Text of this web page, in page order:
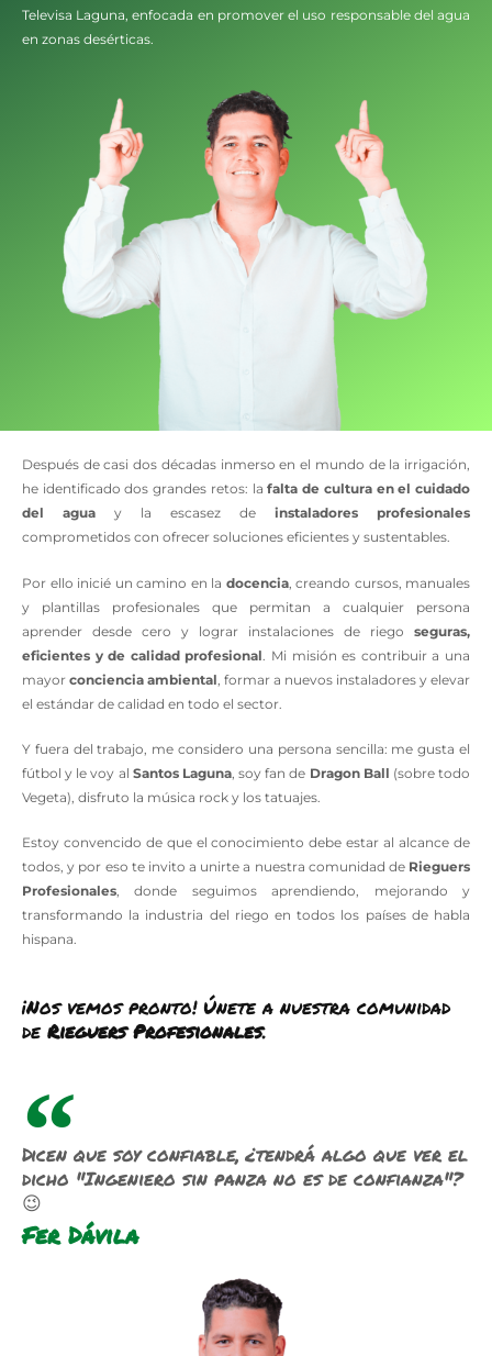
Televisa Laguna, enfocada en promover el uso responsable del agua
en zonas desérticas.
Después de casi dos décadas inmerso en el mundo de la irrigación,
he identificado dos grandes retos: lafalta de cultura en el cuidado
del agua y la escasez de instaladores profesionales
comprometidos con ofrecer soluciones eficientes y sustentables.
Por ello inicié un camino en la docencia, creando cursos, manuales
y plantillas profesionales que permitan a cualquier persona
aprender desde cero y lograr instalaciones de riego seguras,
eficientes y de calidad profesional . Mi misión es contribuir a una
mayor conciencia ambiental , formar a nuevos instaladores y elevar
el estándar de calidad en todo el sector.
Y fuera del trabajo, me considero una persona sencilla: me gusta el
fútbol y le voy al Santos Laguna, soy fan de Dragon Ball (sobre todo
Vegeta), disfruto la música rock y los tatuajes.
Estoy convencido de que el conocimiento debe estar al alcance de
todos, y por eso te invito a unirte a nuestra comunidad de Rieguers
Profesionales, donde seguimos aprendiendo, mejorando y
transformando la industria del riego en todos los países de habla
hispana.
¡Nos vemos pronto! Únete a nuestra comunidad
de Rieguers Profesionales.
Dicen que soy confiable, ¿tendrá algo que ver el
dicho "Ingeniero sin panza no es de confianza"?
😉
Fer Dávila